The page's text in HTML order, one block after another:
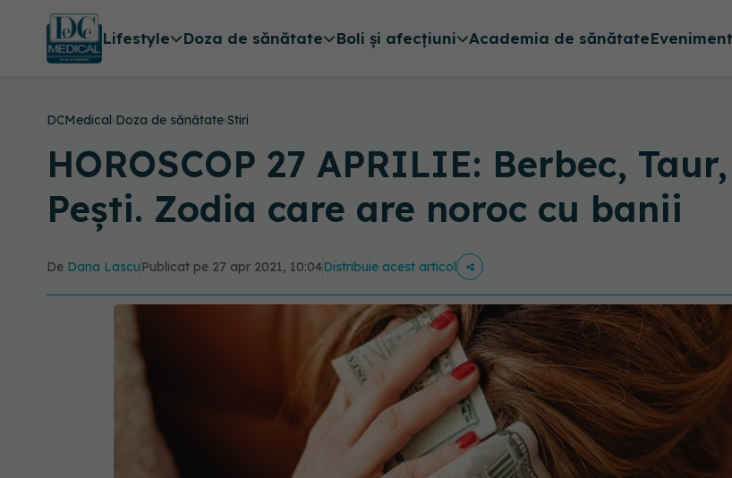
Lifestyle Doza de sănătate Boli și afecțiuni Academia de sănătate
DCMedical›Doza de sănătate›Stiri
HOROSCOP 27 APRILIE: Berbec,
Pești. Zodia care are noroc cu banii
De Dana Lascu Publicat pe 27 apr 2021, 10:04Distribuie acest articol